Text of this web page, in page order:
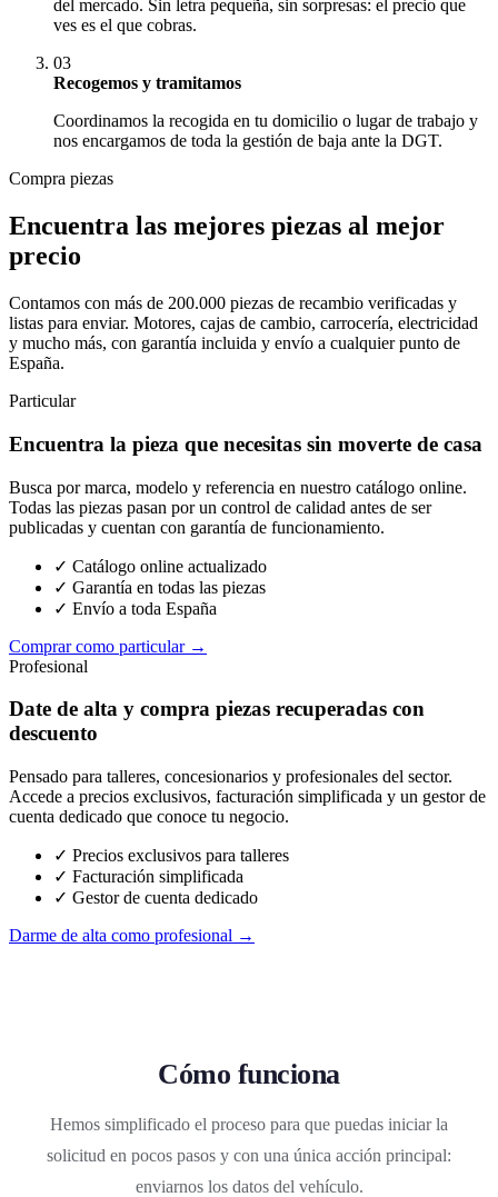
del mercado. Sin letra pequeña, sin sorpresas: el precio que
ves es el que cobras.
03
Recogemos y tramitamos
Coordinamos la recogida en tu domicilio o lugar de trabajo y
nos encargamos de toda la gestión de baja ante la DGT.
Compra piezas
Encuentra las mejores piezas al mejor
precio
Contamos con más de 200.000 piezas de recambio verificadas y
listas para enviar. Motores, cajas de cambio, carrocería, electricidad
y mucho más, con garantía incluida y envío a cualquier punto de
España.
Particular
Encuentra la pieza que necesitas sin moverte de casa
Busca por marca, modelo y referencia en nuestro catálogo online.
Todas las piezas pasan por un control de calidad antes de ser
publicadas y cuentan con garantía de funcionamiento.
✓ Catálogo online actualizado
✓ Garantía en todas las piezas
✓ Envío a toda España
Comprar como particular →
Profesional
Date de alta y compra piezas recuperadas con
descuento
Pensado para talleres, concesionarios y profesionales del sector.
Accede a precios exclusivos, facturación simplificada y un gestor de
cuenta dedicado que conoce tu negocio.
✓ Precios exclusivos para talleres
✓ Facturación simplificada
✓ Gestor de cuenta dedicado
Darme de alta como profesional →
Cómo funciona
Hemos simplificado el proceso para que puedas iniciar la
solicitud en pocos pasos y con una única acción principal:
enviarnos los datos del vehículo.